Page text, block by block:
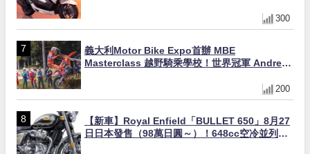
300
義大利Motor Bike Expo首辦 MBE
Masterclass 越野騎乘學校！世界冠軍 Andrea
200
【新車】Royal Enfield「BULLET 650」8月27
日日本發售（98萬日圓～）！648cc空冷並列雙